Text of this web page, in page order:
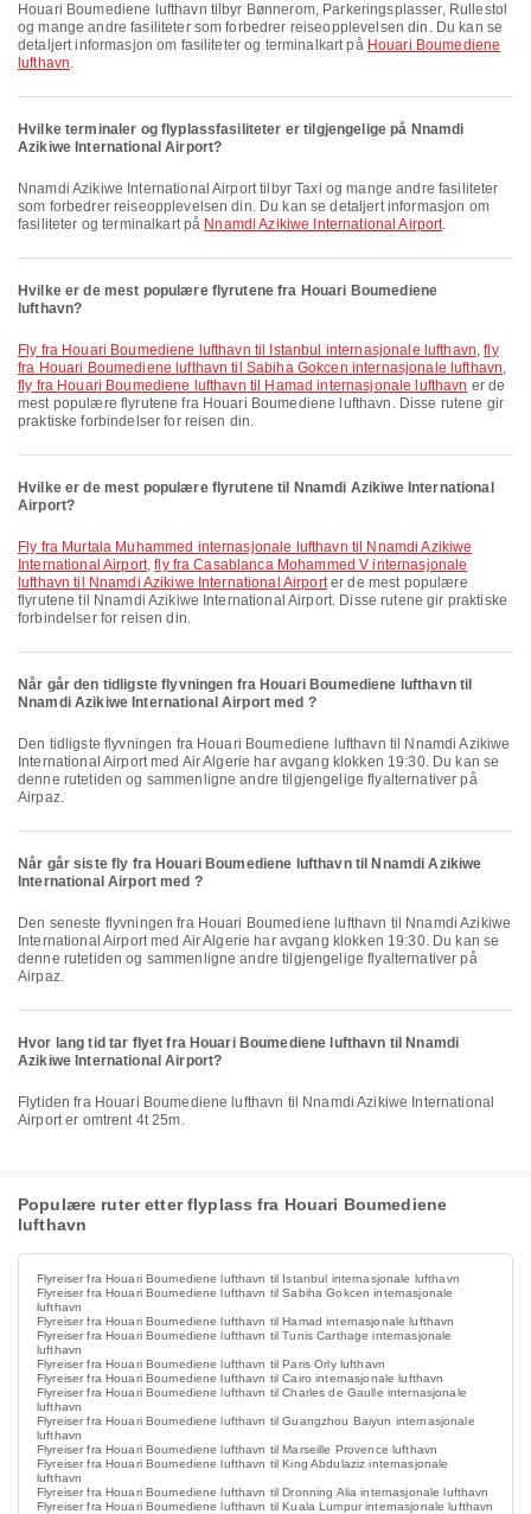
Houari Boumediene lufthavn tilbyr Bønnerom, Parkeringsplasser, Rullestol
og mange andre fasiliteter som forbedrer reiseopplevelsen din. Du kan se
detaljert informasjon om fasiliteter og terminalkart på Houari Boumediene
lufthavn.
Hvilke terminaler og flyplassfasiliteter er tilgjengelige på Nnamdi
Azikiwe International Airport?
Nnamdi Azikiwe International Airport tilbyr Taxi og mange andre fasiliteter
som forbedrer reiseopplevelsen din. Du kan se detaljert informasjon om
fasiliteter og terminalkart på Nnamdi Azikiwe International Airport.
Hvilke er de mest populære flyrutene fra Houari Boumediene
lufthavn?
fly fra Houari Boumediene lufthavn til Istanbul internasjonale lufthavn,fly
fra Houari Boumediene lufthavn til Sabiha Gokcen internasjonale lufthavn,
fly fra Houari Boumediene lufthavn til Hamad internasjonale lufthavn er de
mest populære flyrutene fra Houari Boumediene lufthavn. Disse rutene gir
praktiske forbindelser for reisen din.
Hvilke er de mest populære flyrutene til Nnamdi Azikiwe International
Airport?
fly fra Murtala Muhammed internasjonale lufthavn til Nnamdi Azikiwe
International Airport,fly fra Casablanca Mohammed V internasjonale
lufthavn til Nnamdi Azikiwe International Airporter de mest populære
flyrutene til Nnamdi Azikiwe International Airport. Disse rutene gir praktiske
forbindelser for reisen din.
Når går den tidligste flyvningen fra Houari Boumediene lufthavn til
Nnamdi Azikiwe International Airport med ?
Den tidligste flyvningen fra Houari Boumediene lufthavn til Nnamdi Azikiwe
International Airport med Air Algerie har avgang klokken 19:30. Du kan se
denne rutetiden og sammenligne andre tilgjengelige flyalternativer på
Airpaz.
Når går siste fly fra Houari Boumediene lufthavn til Nnamdi Azikiwe
International Airport med ?
Den seneste flyvningen fra Houari Boumediene lufthavn til Nnamdi Azikiwe
International Airport med Air Algerie har avgang klokken 19:30. Du kan se
denne rutetiden og sammenligne andre tilgjengelige flyalternativer på
Airpaz.
Hvor lang tid tar flyet fra Houari Boumediene lufthavn til Nnamdi
Azikiwe International Airport?
Flytiden fra Houari Boumediene lufthavn til Nnamdi Azikiwe International
Airport er omtrent 4t 25m.
Populære ruter etter flyplass fra Houari Boumediene
lufthavn
Flyreiser fra Houari Boumediene lufthavn til Istanbul internasjonale lufthavn
Flyreiser fra Houari Boumediene lufthavn til Sabiha Gokcen internasjonale
lufthavn
Flyreiser fra Houari Boumediene lufthavn til Hamad internasjonale lufthavn
Flyreiser fra Houari Boumediene lufthavn til Tunis Carthage internasjonale
lufthavn
Flyreiser fra Houari Boumediene lufthavn til Paris Orly lufthavn
Flyreiser fra Houari Boumediene lufthavn til Cairo internasjonale lufthavn
Flyreiser fra Houari Boumediene lufthavn til Charles de Gaulle internasjonale
lufthavn
Flyreiser fra Houari Boumediene lufthavn til Guangzhou Baiyun internasjonale
lufthavn
Flyreiser fra Houari Boumediene lufthavn til Marseille Provence lufthavn
Flyreiser fra Houari Boumediene lufthavn til King Abdulaziz internasjonale
lufthavn
Flyreiser fra Houari Boumediene lufthavn til Dronning Alia internasjonale lufthavn
Flyreiser fra Houari Boumediene lufthavn til Kuala Lumpur internasjonale lufthavn